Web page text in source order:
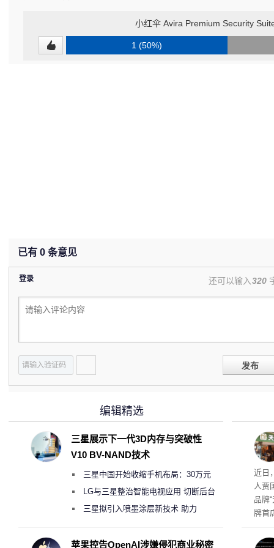
小红伞 Avira Premium Security
1 (50%)
已有 0 条意见
登录 还可以输入320
发布
肉
近日
人贾
品牌
牌首
者
编辑精选
三星展示下一代3D内存与突破性
V10 BV-NAND技术
三星中国开始收缩手机布局：30万元
月销售额不达标门店 将被逐步清退
LG与三星整治智能电视应用 切断后台
偷偷共享带宽的违规行为
三星拟引入喷墨涂层新技术 助力
度
苹果控告OpenAI涉嫌侵犯商业秘密